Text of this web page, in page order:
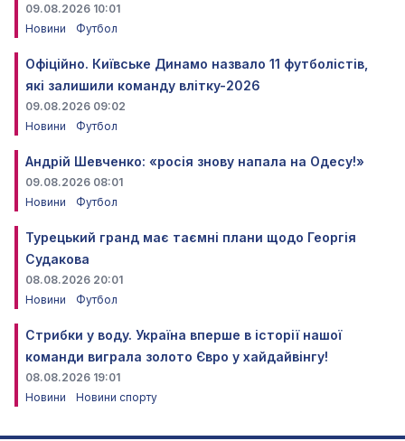
09.08.2026 10:01
Новини
Футбол
Офіційно. Київське Динамо назвало 11 футболістів,
які залишили команду влітку-2026
09.08.2026 09:02
Новини
Футбол
Андрій Шевченко: «росія знову напала на Одесу!»
09.08.2026 08:01
Новини
Футбол
Турецький гранд має таємні плани щодо Георгія
Судакова
08.08.2026 20:01
Новини
Футбол
Стрибки у воду. Україна вперше в історії нашої
команди виграла золото Євро у хайдайвінгу!
08.08.2026 19:01
Новини
Новини спорту